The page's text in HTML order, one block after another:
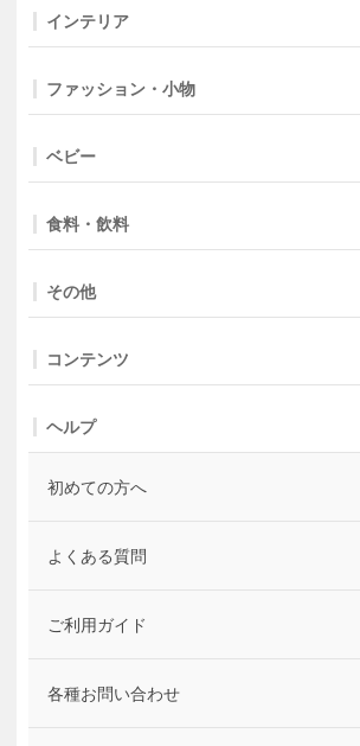
インテリア
ファッション・小物
ベビー
食料・飲料
その他
コンテンツ
ヘルプ
初めての方へ
よくある質問
ご利用ガイド
各種お問い合わせ